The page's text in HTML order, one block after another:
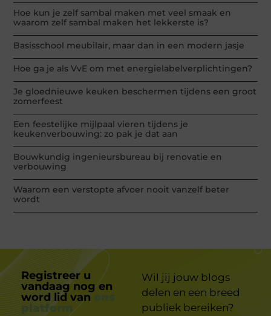
Hoe kun je zelf sambal maken met veel smaak en
waarom zelf sambal maken het lekkerste is?
Basisschool meubilair, maar dan in een modern jasje
Hoe ga je als VvE om met energielabelverplichtingen?
Je gloednieuwe keuken beschermen tijdens een groot
zomerfeest
Een feestelijke mijlpaal vieren tijdens je
keukenverbouwing: zo pak je dat aan
Bouwkundig ingenieursbureau bij renovatie en
verbouwing
Waarom een verstopte afvoer nooit vanzelf beter
wordt
Registreer u
vandaag nog en
word lid van
platform
Wil jij jouw blogs
delen en een breed
publiek bereiken?